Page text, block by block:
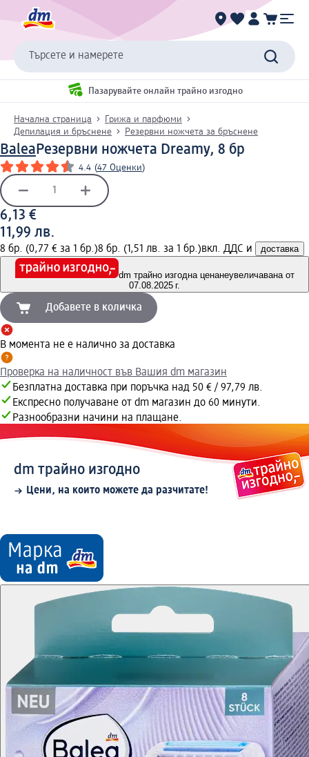
Търсете и намерете
Пазарувайте онлайн трайно изгодно
Начална страница
Грижа и парфюми
Депилация и бръснене
Резервни ножчета за бръснене
BaleaРезервни ножчета Dreamy, 8 бр
4.4 (47 Оценки)
6,13 €
11,99 лв.
8 бр. (0,77 € за 1 бр.)8 бр. (1,51 лв. за 1 бр.)вкл. ДДС и доставка
dm трайно изгодна ценанеувеличавана от
07.08.2025 г.
Добавете в количка
В момента не е налично за доставка
Проверка на наличност във Вашия dm магазин
Безплатна доставка при поръчка над 50 € / 97,79 лв.
Експресно получаване от dm магазин до 60 минути.
Разнообразни начини на плащане.
dm трайно изгодно
Цени, на които можете да разчитате!